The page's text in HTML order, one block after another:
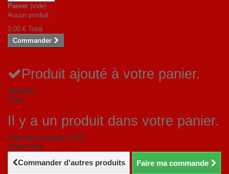
Panier (vide)
Aucun produit
0,00 € Total
Commander
Produit ajouté à votre panier.
Quantité
Total
Il y a un produit dans votre panier.
Total des produits (TTC)
Total (TTC)
Commander d'autres produits Faire ma commande